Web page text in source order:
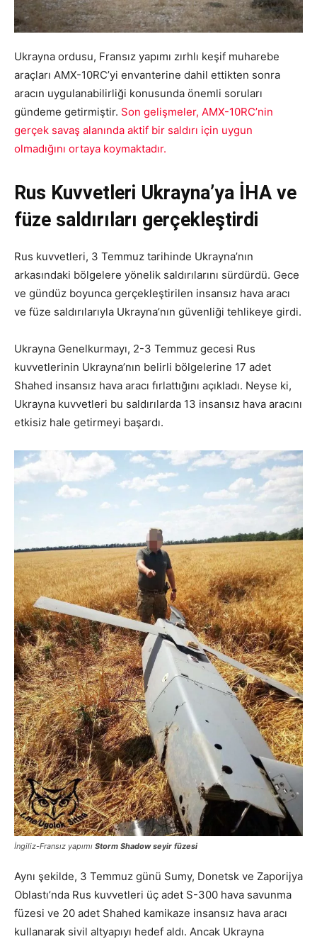
Ukrayna ordusu, Fransız yapımı zırhlı keşif muharebe
araçları AMX-10RC’yi envanterine dahil ettikten sonra
aracın uygulanabilirliği konusunda önemli soruları
gündeme getirmiştir. Son gelişmeler, AMX-10RC’nin
gerçek savaş alanında aktif bir saldırı için uygun
olmadığını ortaya koymaktadır.
Rus Kuvvetleri Ukrayna’ya İHA ve
füze saldırıları gerçekleştirdi
Rus kuvvetleri, 3 Temmuz tarihinde Ukrayna’nın
arkasındaki bölgelere yönelik saldırılarını sürdürdü. Gece
ve gündüz boyunca gerçekleştirilen insansız hava aracı
ve füze saldırılarıyla Ukrayna’nın güvenliği tehlikeye girdi.
Ukrayna Genelkurmayı, 2-3 Temmuz gecesi Rus
kuvvetlerinin Ukrayna’nın belirli bölgelerine 17 adet
Shahed insansız hava aracı fırlattığını açıkladı. Neyse ki,
Ukrayna kuvvetleri bu saldırılarda 13 insansız hava aracını
etkisiz hale getirmeyi başardı.
İngiliz-Fransız yapımı Storm Shadow seyir füzesi
Aynı şekilde, 3 Temmuz günü Sumy, Donetsk ve Zaporijya
Oblastı’nda Rus kuvvetleri üç adet S-300 hava savunma
füzesi ve 20 adet Shahed kamikaze insansız hava aracı
kullanarak sivil altyapıyı hedef aldı. Ancak Ukrayna